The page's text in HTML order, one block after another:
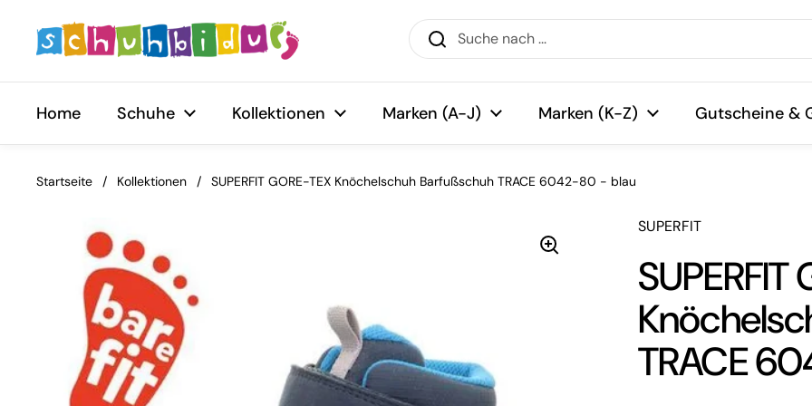
Home Schuhe Kollektionen Marken (A-J) Marken (K-Z) Gutscheine &
Startseite / Kollektionen / SUPERFIT GORE-TEX Knöchelschuh Barfußschuh TRACE 6042-80 - blau
SUPERFIT
SUPERFIT
TRACE